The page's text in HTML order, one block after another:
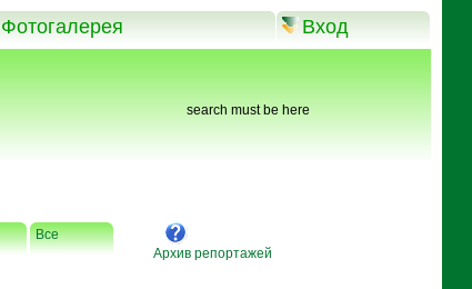
Фотогалерея Вход
search must be here
Все
Архив репортажей